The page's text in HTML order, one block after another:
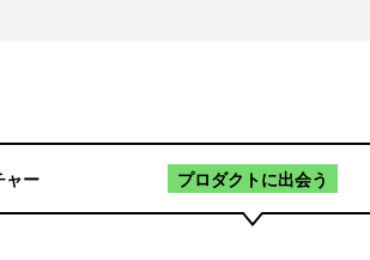
ャー プロダクトに出会う